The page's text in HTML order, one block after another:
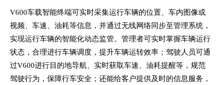
V600车载智能终端可实时采集运行车辆的位置、车内图像或
视频、车速、油耗等信息，并通过无线网络同步至管理系统，
实现运行车辆的智能化动态监管。管理者可实时掌握车辆运行
状态，合理进行车辆调度，提升车辆运转效率；驾驶人员可通
过V600进行目的地导航、实时获取车速、油耗提醒等，规范
驾驶行为，保障行车安全；还能给客户提供及时的信息服务，